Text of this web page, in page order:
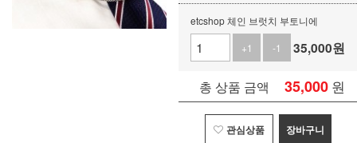
etcshop 체인 브럿치 부토니에
+1
-1 35,000원
총 상품 금액 35,000 원
관심상품 장바구니